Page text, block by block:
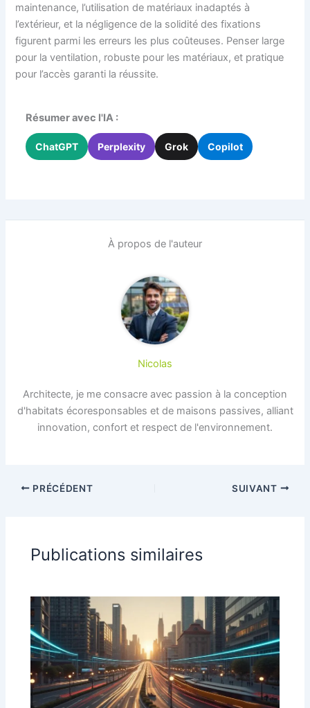
maintenance, l’utilisation de matériaux inadaptés à
l’extérieur, et la négligence de la solidité des fixations
figurent parmi les erreurs les plus coûteuses. Penser large
pour la ventilation, robuste pour les matériaux, et pratique
pour l’accès garanti la réussite.
Résumer avec l'IA :
ChatGPT Perplexity Grok Copilot
À propos de l'auteur
Nicolas
Architecte, je me consacre avec passion à la conception
d'habitats écoresponsables et de maisons passives, alliant
innovation, confort et respect de l'environnement.
PRÉCÉDENT SUIVANT
Publications similaires